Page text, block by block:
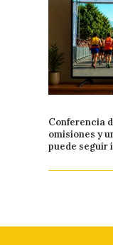
Conferencia
omisiones y
puede seguir